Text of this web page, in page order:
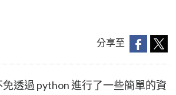
分享至
透過 python 進行了一些簡單的資